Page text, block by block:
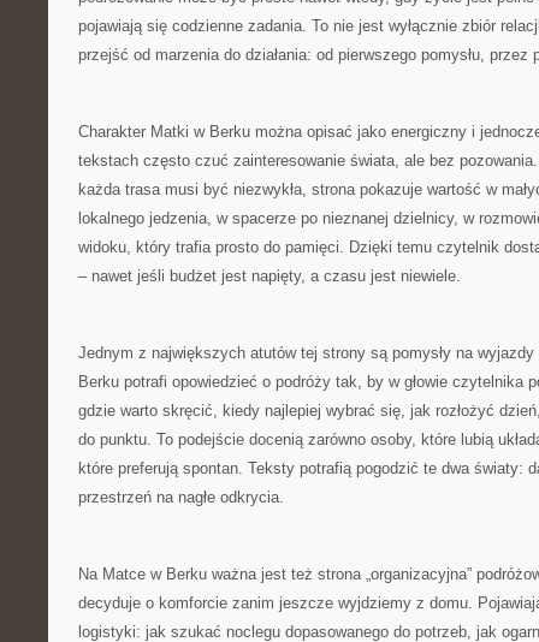
pojawiają się codzienne zadania. To nie jest wyłącznie zbiór
przejść od marzenia do działania: od pierwszego pomysłu, przez
Charakter Matki w Berku można opisać jako energiczny i
tekstach często czuć zainteresowanie świata, ale bez
każda trasa musi być niezwykła, strona pokazuje wartość w
lokalnego jedzenia, w spacerze po nieznanej dzielnicy, w
widoku, który trafia prosto do pamięci. Dzięki temu czytelnik
– nawet jeśli budżet jest napięty, a czasu jest niewiele.
Jednym z największych atutów tej strony są pomysły na
Berku potrafi opowiedzieć o podróży tak, by w głowie czytelnika
gdzie warto skręcić, kiedy najlepiej wybrać się, jak rozłożyć
do punktu. To podejście docenią zarówno osoby, które lubią
które preferują spontan. Teksty potrafią pogodzić te dwa światy:
przestrzeń na nagłe odkrycia.
Na Matce w Berku ważna jest też strona „organizacyjna”
decyduje o komforcie zanim jeszcze wyjdziemy z domu.
logistyki: jak szukać noclegu dopasowanego do potrzeb, jak